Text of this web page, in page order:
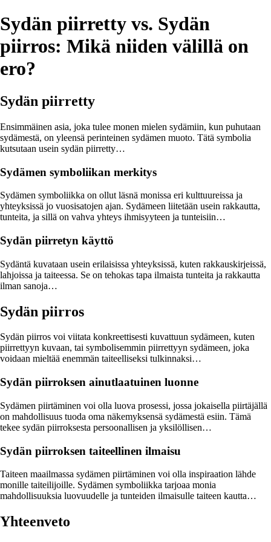
Sydän piirretty vs. Sydän
piirros: Mikä niiden välillä on
ero?
Sydän piirretty
Ensimmäinen asia, joka tulee monen mielen sydämiin, kun puhutaan
sydämestä, on yleensä perinteinen sydämen muoto. Tätä symbolia
kutsutaan usein sydän piirretty…
Sydämen symboliikan merkitys
Sydämen symboliikka on ollut läsnä monissa eri kulttuureissa ja
yhteyksissä jo vuosisatojen ajan. Sydämeen liitetään usein rakkautta,
tunteita, ja sillä on vahva yhteys ihmisyyteen ja tunteisiin…
Sydän piirretyn käyttö
Sydäntä kuvataan usein erilaisissa yhteyksissä, kuten rakkauskirjeissä,
lahjoissa ja taiteessa. Se on tehokas tapa ilmaista tunteita ja rakkautta
ilman sanoja…
Sydän piirros
Sydän piirros voi viitata konkreettisesti kuvattuun sydämeen, kuten
piirrettyyn kuvaan, tai symbolisemmin piirrettyyn sydämeen, joka
voidaan mieltää enemmän taiteelliseksi tulkinnaksi…
Sydän piirroksen ainutlaatuinen luonne
Sydämen piirtäminen voi olla luova prosessi, jossa jokaisella piirtäjällä
on mahdollisuus tuoda oma näkemyksensä sydämestä esiin. Tämä
tekee sydän piirroksesta persoonallisen ja yksilöllisen…
Sydän piirroksen taiteellinen ilmaisu
Taiteen maailmassa sydämen piirtäminen voi olla inspiraation lähde
monille taiteilijoille. Sydämen symboliikka tarjoaa monia
mahdollisuuksia luovuudelle ja tunteiden ilmaisulle taiteen kautta…
Yhteenveto